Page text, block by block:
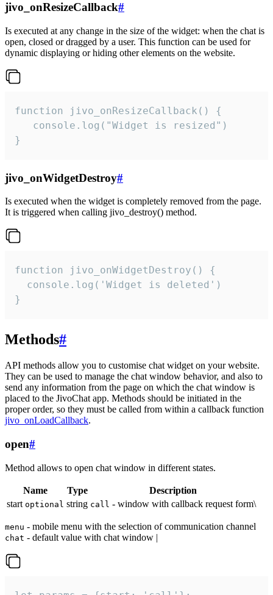
jivo_onResizeCallback#
Is executed at any change in the size of the widget: when the chat is
open, closed or dragged by a user. This function can be used for
dynamic displaying or hiding other elements on the website.
function jivo_onResizeCallback() {
   console.log("Widget is resized")
}
jivo_onWidgetDestroy#
Is executed when the widget is completely removed from the page.
It is triggered when calling jivo_destroy() method.
function jivo_onWidgetDestroy() {
  console.log('Widget is deleted')
}
Methods#
API methods allow you to customise chat widget on your website.
They can be used to manage the chat window behavior, and also to
send any information from the page on which the chat window is
placed to the JivoChat app. Methods should be initiated in the
proper order, so they must be called from within a callback function
jivo_onLoadCallback.
open#
Method allows to open chat window in different states.
Name Type
Description
start optional string call - window with callback request form\
menu - mobile menu with the selection of communication channel
chat - default value with chat window |